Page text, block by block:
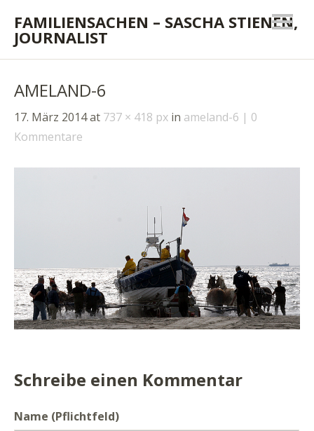
FAMILIENSACHEN – SASCHA STIENEN,
JOURNALIST
AMELAND-6
17. März 2014at 737 × 418 px in ameland-6
0
Kommentare
Schreibe einen Kommentar
Name (Pflichtfeld)